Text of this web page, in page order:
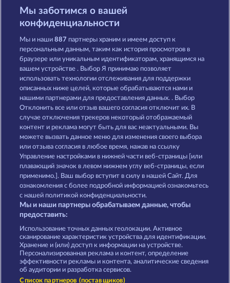
Tower of Power Juicy Jester
Super Duper Cherry
Правила КОНФИДЕНЦИАЛЬНОСТЬ
О компании Компания
Партнерская программа
Отправить Запрос об Отказе
Мы заботимся о вашей
конфиденциальности
Мы и наши887 партнеры храним и имеем доступ к
персональным данным, таким как история просмотров в
браузере или уникальным идентификаторам, хранящимся на
вашем устройстве . Выбор Я принимаю позволяет
использовать технологии отслеживания для поддержки
описанных ниже целей, которые обрабатываются нами и
нашими партнерами для предоставления данных. . Выбор
Отклонить все или отзыв вашего согласия отключит их. В
случае отключения трекеров некоторый отображаемый
контент и реклама могут быть для вас неактуальными. Вы
можете вызвать данное меню для изменения своего выбора
или отзыва согласия в любое время, нажав на ссылку
Управление настройками в нижней части веб-страницы [или
плавающий значок в левом нижнем углу веб-страницы, если
применимо.]. Ваш выбор вступит в силу в нашей Сайт. Для
ознакомления с более подробной информацией ознакомьтесь
с нашей политикой конфиденциальности.
Мы и наши партнеры обрабатываем данные, чтобы
предоставить:
Использование точных данных геолокации. Активное
сканирование характеристик устройства для идентификации.
Хранение и (или) доступ к информации на устройстве.
Персонализированная реклама и контент, определение
эффективности рекламы и контента, аналитические сведения
об аудитории и разработка сервисов.
Список партнеров (поставщиков)